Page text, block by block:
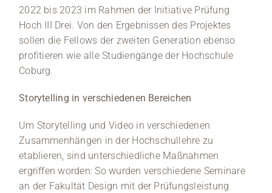
2022 bis 2023 im Rahmen der Initiative Prüfung
Hoch III Drei. Von den Ergebnissen des Projektes
sollen die Fellows der zweiten Generation ebenso
profitieren wie alle Studiengänge der Hochschule
Coburg.
Storytelling in verschiedenen Bereichen
Um Storytelling und Video in verschiedenen
Zusammenhängen in der Hochschullehre zu
etablieren, sind unterschiedliche Maßnahmen
ergriffen worden: So wurden verschiedene Seminare
an der Fakultät Design mit der Prüfungsleistung